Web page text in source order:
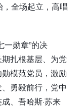
全场起立，高唱
一勋章”的决
扎根基层、为党
模范党员，激励
勇毅前行，党中
、吾哈斯·苏来